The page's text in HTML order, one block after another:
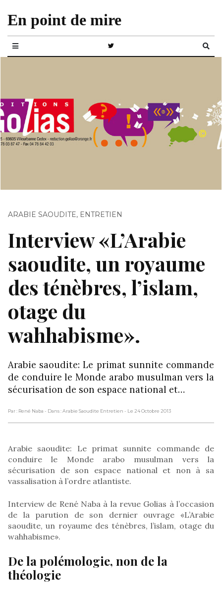
En point de mire
ARABIE SAOUDITE, ENTRETIEN
Interview «L’Arabie
saoudite, un royaume
des ténèbres, l’islam,
otage du
wahhabisme».
Arabie saoudite: Le primat sunnite commande
de conduire le Monde arabo musulman vers la
sécurisation de son espace national et…
Par : René Naba - Dans : Arabie Saoudite Entretien - Le 24 Octobre 2013
Arabie saoudite: Le primat sunnite commande de
conduire le Monde arabo musulman vers la
sécurisation de son espace national et non à sa
vassalisation à l’ordre atlantiste.
Interview de René Naba à la revue Golias à l’occasion
de la parution de son dernier ouvrage «L’Arabie
saoudite, un royaume des ténèbres, l’islam, otage du
wahhabisme».
De la polémologie, non de la
théologie